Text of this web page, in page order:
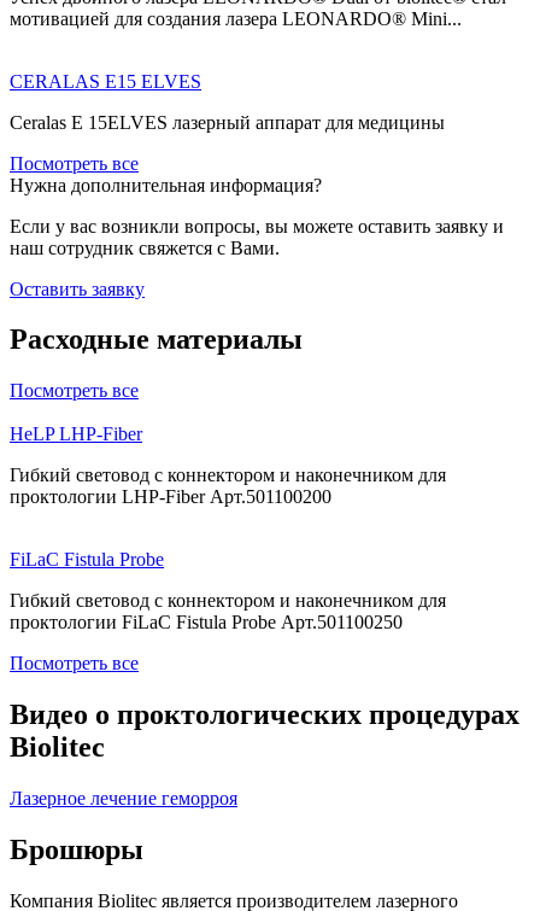
мотивацией для создания лазера LEONARDO® Mini...
CERALAS E15 ELVES
Ceralas E 15ELVES лазерный аппарат для медицины
Посмотреть все
Нужна дополнительная информация?
Если у вас возникли вопросы, вы можете оставить заявку и
наш сотрудник свяжется с Вами.
Оставить заявку
Расходные материалы
Посмотреть все
HeLP LHP-Fiber
Гибкий световод с коннектором и наконечником для
проктологии LHP-Fiber Арт.501100200
FiLaC Fistula Probe
Гибкий световод с коннектором и наконечником для
проктологии FiLaC Fistula Probe Арт.501100250
Посмотреть все
Видео о проктологических процедурах
Biolitec
Лазерное лечение геморроя
Брошюры
Компания Biolitec является производителем лазерного